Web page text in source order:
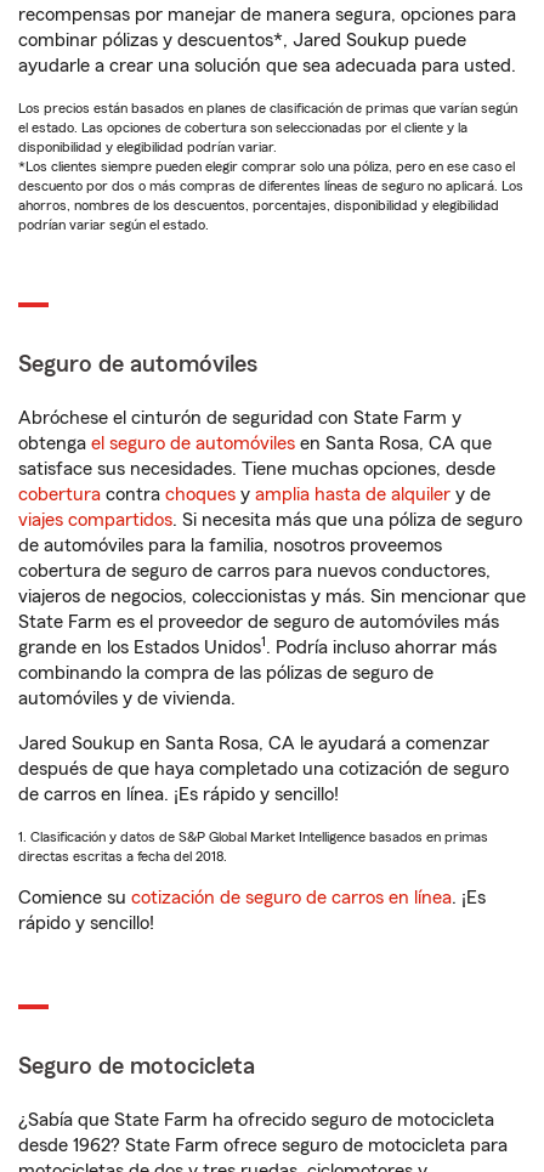
recompensas por manejar de manera segura, opciones para
combinar pólizas y descuentos*, Jared Soukup puede
ayudarle a crear una solución que sea adecuada para usted.
Los precios están basados en planes de clasificación de primas que varían según
el estado. Las opciones de cobertura son seleccionadas por el cliente y la
disponibilidad y elegibilidad podrían variar.
*Los clientes siempre pueden elegir comprar solo una póliza, pero en ese caso el
descuento por dos o más compras de diferentes líneas de seguro no aplicará. Los
ahorros, nombres de los descuentos, porcentajes, disponibilidad y elegibilidad
podrían variar según el estado.
Seguro de automóviles
Abróchese el cinturón de seguridad con State Farm y
obtenga el seguro de automóviles en Santa Rosa, CA que
satisface sus necesidades. Tiene muchas opciones, desde
cobertura contra choques y amplia hasta de alquiler y de
viajes compartidos. Si necesita más que una póliza de seguro
de automóviles para la familia, nosotros proveemos
cobertura de seguro de carros para nuevos conductores,
viajeros de negocios, coleccionistas y más. Sin mencionar que
State Farm es el proveedor de seguro de automóviles más
grande en los Estados Unidos1. Podría incluso ahorrar más
combinando la compra de las pólizas de seguro de
automóviles y de vivienda.
Jared Soukup en Santa Rosa, CA le ayudará a comenzar
después de que haya completado una cotización de seguro
de carros en línea. ¡Es rápido y sencillo!
1. Clasificación y datos de S&P Global Market Intelligence basados en primas
directas escritas a fecha del 2018.
Comience su cotización de seguro de carros en línea. ¡Es
rápido y sencillo!
Seguro de motocicleta
¿Sabía que State Farm ha ofrecido seguro de motocicleta
desde 1962? State Farm ofrece seguro de motocicleta para